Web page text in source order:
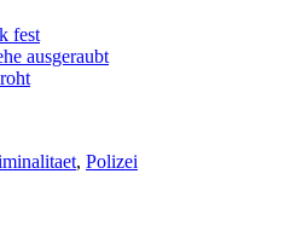
fest
ausgeraubt
, Polizei